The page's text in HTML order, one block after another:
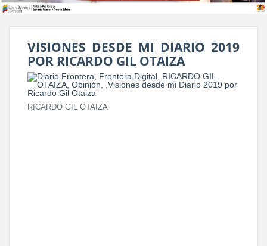
VISIONES DESDE MI DIARIO 2019
POR RICARDO GIL OTAIZA
RICARDO GIL OTAIZA